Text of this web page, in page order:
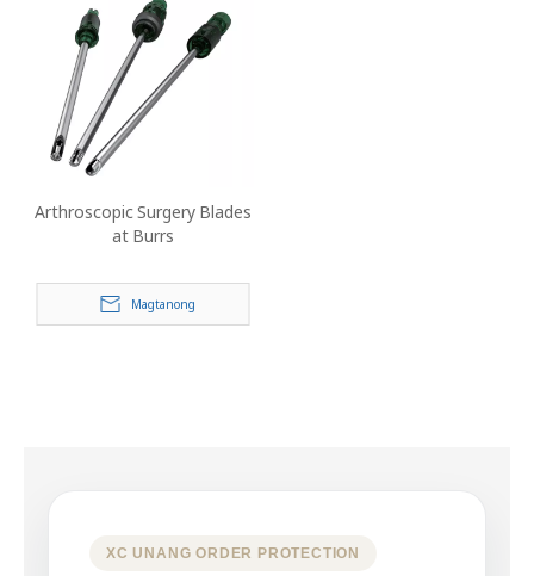
Arthroscopic Surgery Blades
at Burrs
Magtanong
XC UNANG ORDER PROTECTION